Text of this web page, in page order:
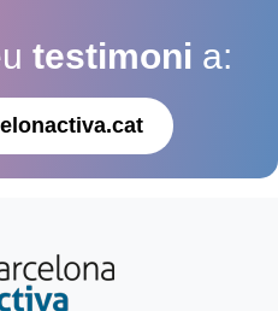
testimoni a: